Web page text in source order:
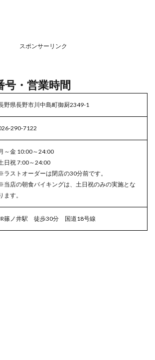
スポンサーリンク
号・営業時間
野県長野市川中島町御厨2349-1
290-7122
～金 10:00～24:00
日祝 7:00～24:00
ラストオーダーは閉店の30分前です。
当店の朝食バイキングは、土日祝のみの実施とな
ます。
篠ノ井駅 徒歩30分 国道18号線